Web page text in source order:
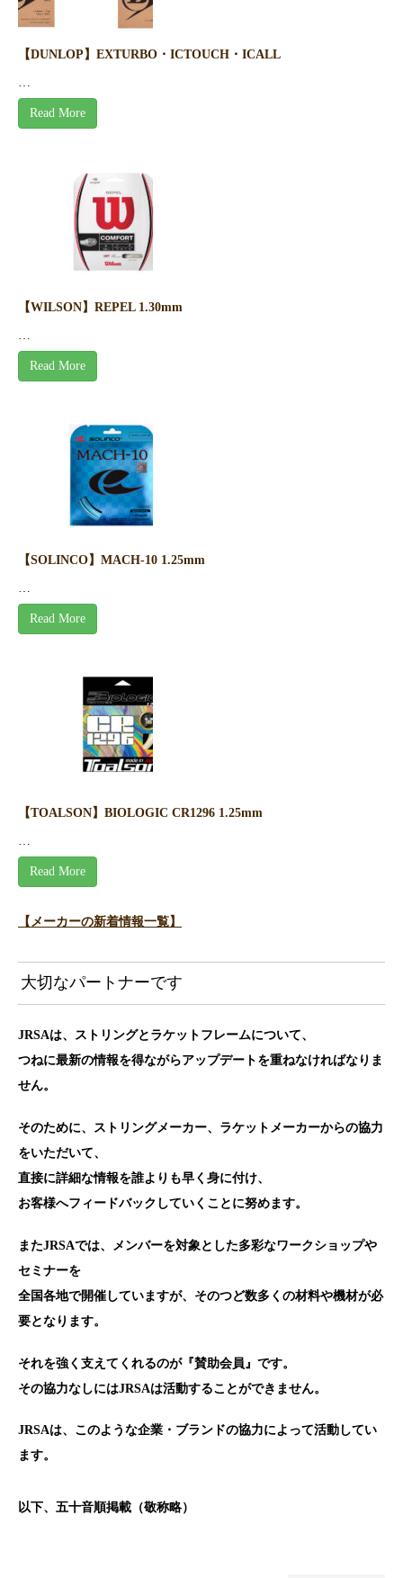
【DUNLOP】EXTURBO・ICTOUCH・ICALL
Read More
【WILSON】REPEL 1.30mm
Read More
【SOLINCO】MACH-10 1.25mm
Read More
【TOALSON】BIOLOGIC CR1296 1.25mm
Read More
【メーカーの新着情報一覧】
大切なパートナーです
JRSAは、ストリングとラケットフレームについて、
つねに最新の情報を得ながらアップデートを重ねなければなりま
せん。
そのために、ストリングメーカー、ラケットメーカーからの協力
をいただいて、
直接に詳細な情報を誰よりも早く身に付け、
お客様へフィードバックしていくことに努めます。
またJRSAでは、メンバーを対象とした多彩なワークショップや
セミナーを
全国各地で開催していますが、そのつど数多くの材料や機材が必
要となります。
それを強く支えてくれるのが『賛助会員』です。
その協力なしにはJRSAは活動することができません。
JRSAは、このような企業・ブランドの協力によって活動してい
ます。
以下、五十音順掲載（敬称略）